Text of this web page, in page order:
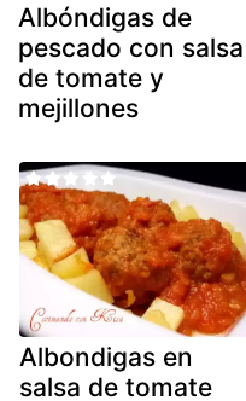
Albóndigas de
pescado con salsa
de tomate y
mejillones
Albondigas en
salsa de tomate